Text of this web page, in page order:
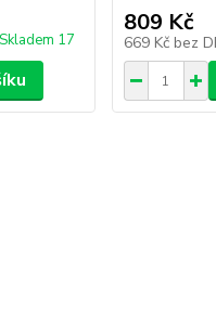
Skladem 17
809 Kč
669 Kč bez